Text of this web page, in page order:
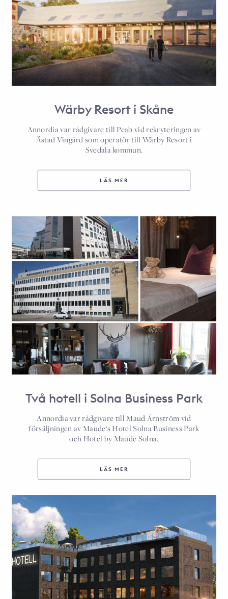
Wärby Resort i Skåne
Annordia var rådgivare till Peab vid rekryteringen av
Ästad Vingård som operatör till Wärby Resort i
Svedala kommun.
LÄS MER
Två hotell i Solna Business Park
Annordia var rådgivare till Maud Ärnström vid
försäljningen av Maude‘s Hotel Solna Business Park
och Hotel by Maude Solna.
LÄS MER